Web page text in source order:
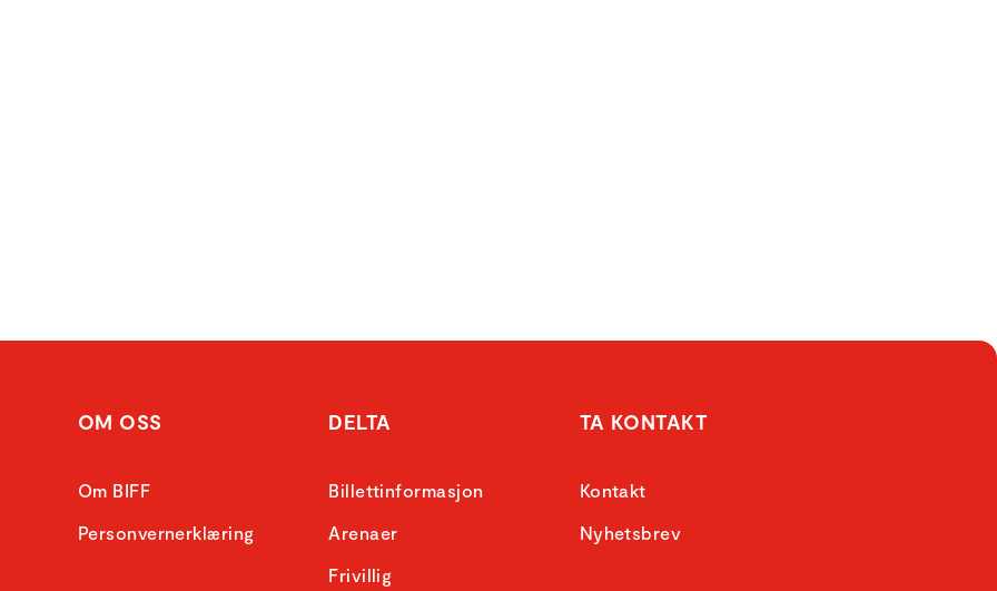
OM OSS
Om BIFF
Personvernerklæring
DELTA
Billettinformasjon
Arenaer
Frivillig
TA KONTAKT
Kontakt
Nyhetsbrev